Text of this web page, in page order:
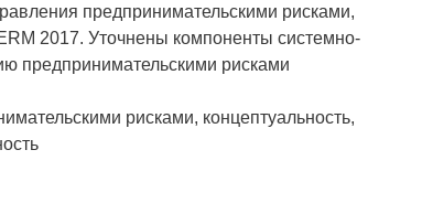
предпринимательскими рисками,
2017. Уточнены компоненты системно-
предпринимательскими рисками
рисками, концептуальность,